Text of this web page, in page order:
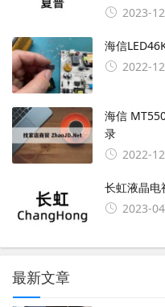
2023-
海信
2022-
海信
录
2022-
长虹液晶电
2023-
最新文章